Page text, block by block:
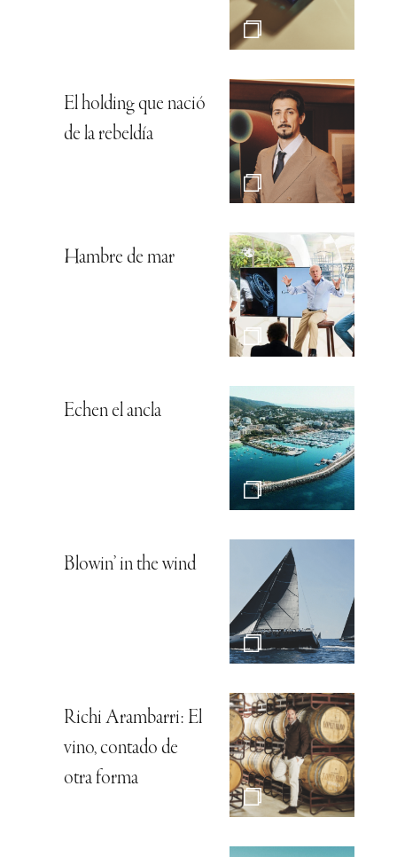
El holding que nació
de la rebeldía
Hambre de mar
Echen el ancla
Blowin’ in the wind
Richi Arambarri: El
vino, contado de
otra forma